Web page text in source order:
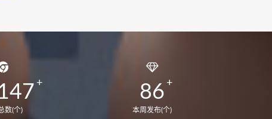
数(个)
86
本周发布(个)